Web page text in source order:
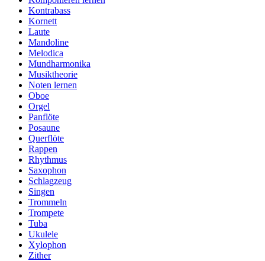
Kontrabass
Kornett
Laute
Mandoline
Melodica
Mundharmonika
Musiktheorie
Noten lernen
Oboe
Orgel
Panflöte
Posaune
Querflöte
Rappen
Rhythmus
Saxophon
Schlagzeug
Singen
Trommeln
Trompete
Tuba
Ukulele
Xylophon
Zither